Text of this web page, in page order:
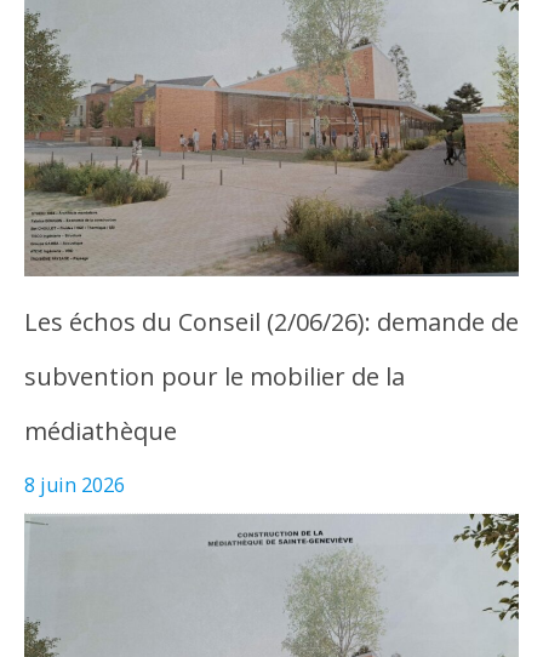
Les échos du Conseil (2/06/26): demande de
subvention pour le mobilier de la
médiathèque
8 juin 2026